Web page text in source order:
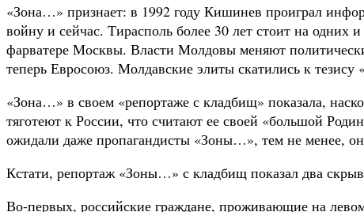
«Зона…» признает: в 1992 году Кишинев проиграл
войну и сейчас. Тирасполь более 30 лет стоит на
фарватере Москвы. Власти Молдовы меняют
теперь Евросоюз. Молдавские элиты скатились к
«Зона…» в своем «репортаже с кладбищ» показала,
тяготеют к России, что считают ее своей «большой
ожидали даже пропагандисты «Зоны…», тем не менее,
Кстати, репортаж «Зоны…» с кладбищ показал два
Во-первых, российские граждане, проживающие на